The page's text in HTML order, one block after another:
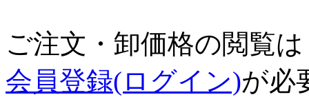
ご注文・卸価格の閲覧は
会員登録(ログイン)が必